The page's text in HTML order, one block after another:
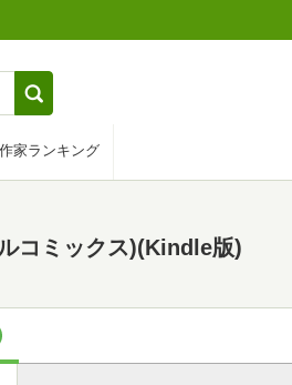
作家ランキング
コミックス)(Kindle版)